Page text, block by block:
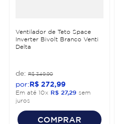
Ventilador de Teto Space
Inverter Bivolt Branco Venti
Delta
R$ 349,90
R$ 272,99
Em até 10x R$ 27,29 sem
juros
COMPRAR